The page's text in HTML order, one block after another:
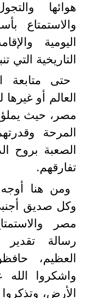
هوائها
والاستمتاع
اليومية
التاريخية التي
حتى متابعة
العالم أو
مصر، حيث
المرحة
الصعبة بروح
تفارقهم.
ومن هنا
وكل صديق
مصر
رسالة
العظيم،
واشكروا الله
الأرض،